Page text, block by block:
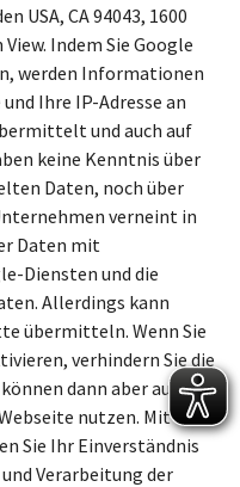
USA, CA 94043, 1600
Indem Sie Google
werden Informationen
Ihre IP-Adresse an
und auch auf
keine Kenntnis über
Daten, noch über
verneint in
Daten mit
Diensten und die
Allerdings kann
übermitteln. Wenn Sie
verhindern Sie die
dann aber auch
nutzen. Mit der
Sie Ihr Einverständnis
Verarbeitung der